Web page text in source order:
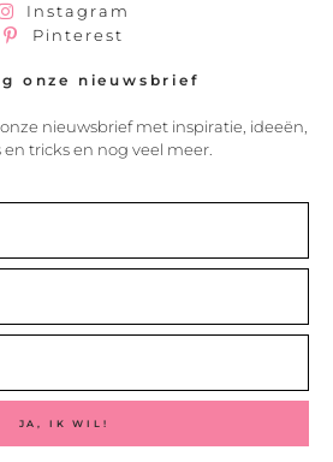
Instagram
Pinterest
onze nieuwsbrief
nieuwsbrief met inspiratie, ideeën,
tricks en nog veel meer.
JA, IK WIL!